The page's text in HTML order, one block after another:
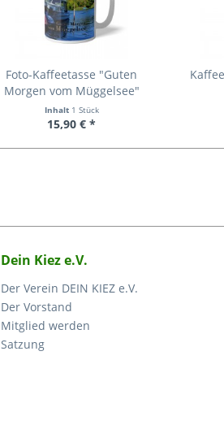
Foto-Kaffeetasse "Guten
Morgen vom Müggelsee"
Inhalt 1 Stück
15,90 € *
Dein Kiez e.V.
Der Verein DEIN KIEZ e.V.
Der Vorstand
Mitglied werden
Satzung